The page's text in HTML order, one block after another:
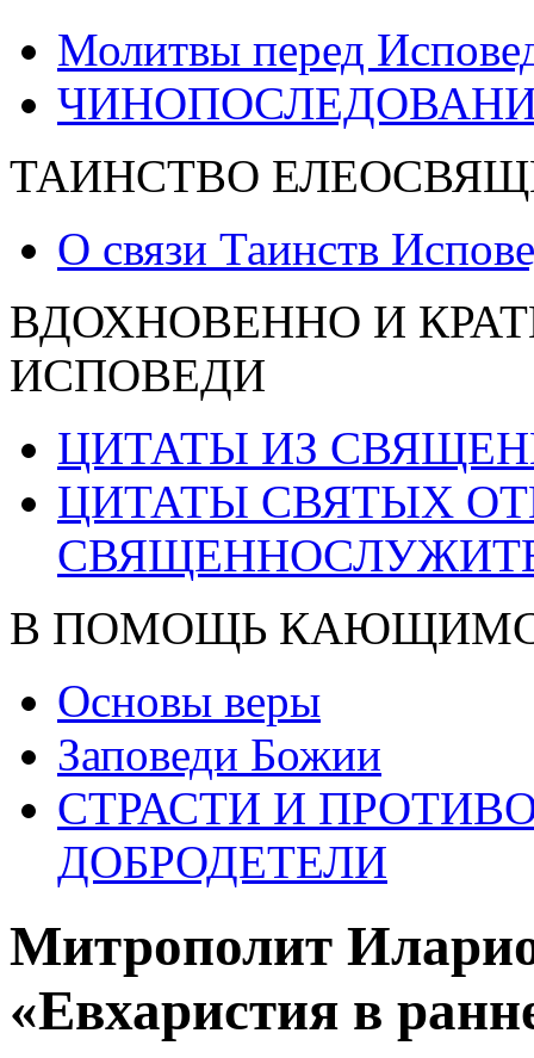
Молитвы перед
ТАИНСТВО
О связи Таинств
ВДОХНОВЕННО И
ИСПОВЕДИ
ЦИТАТЫ ИЗ
ЦИТАТЫ СВЯТЫХ
В ПОМОЩЬ
Основы веры
Заповеди Божии
СТРАСТИ И
ДОБРОДЕТЕЛИ
Митрополит
«Евхаристия в